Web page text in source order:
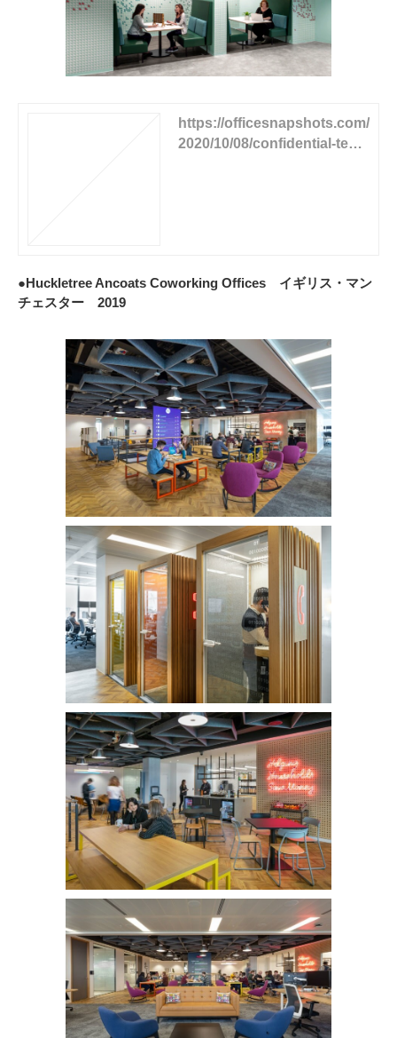
https://officesnapshots.com/
2020/10/08/confidential-tech
●Huckletree Ancoats Coworking Offices イギリス・マン
チェスター 2019